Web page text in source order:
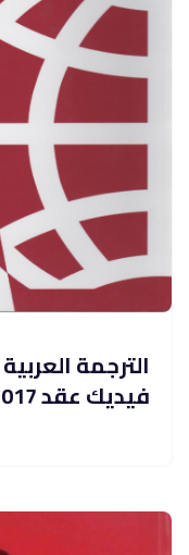
الترجمة
فيديك عقد 2017